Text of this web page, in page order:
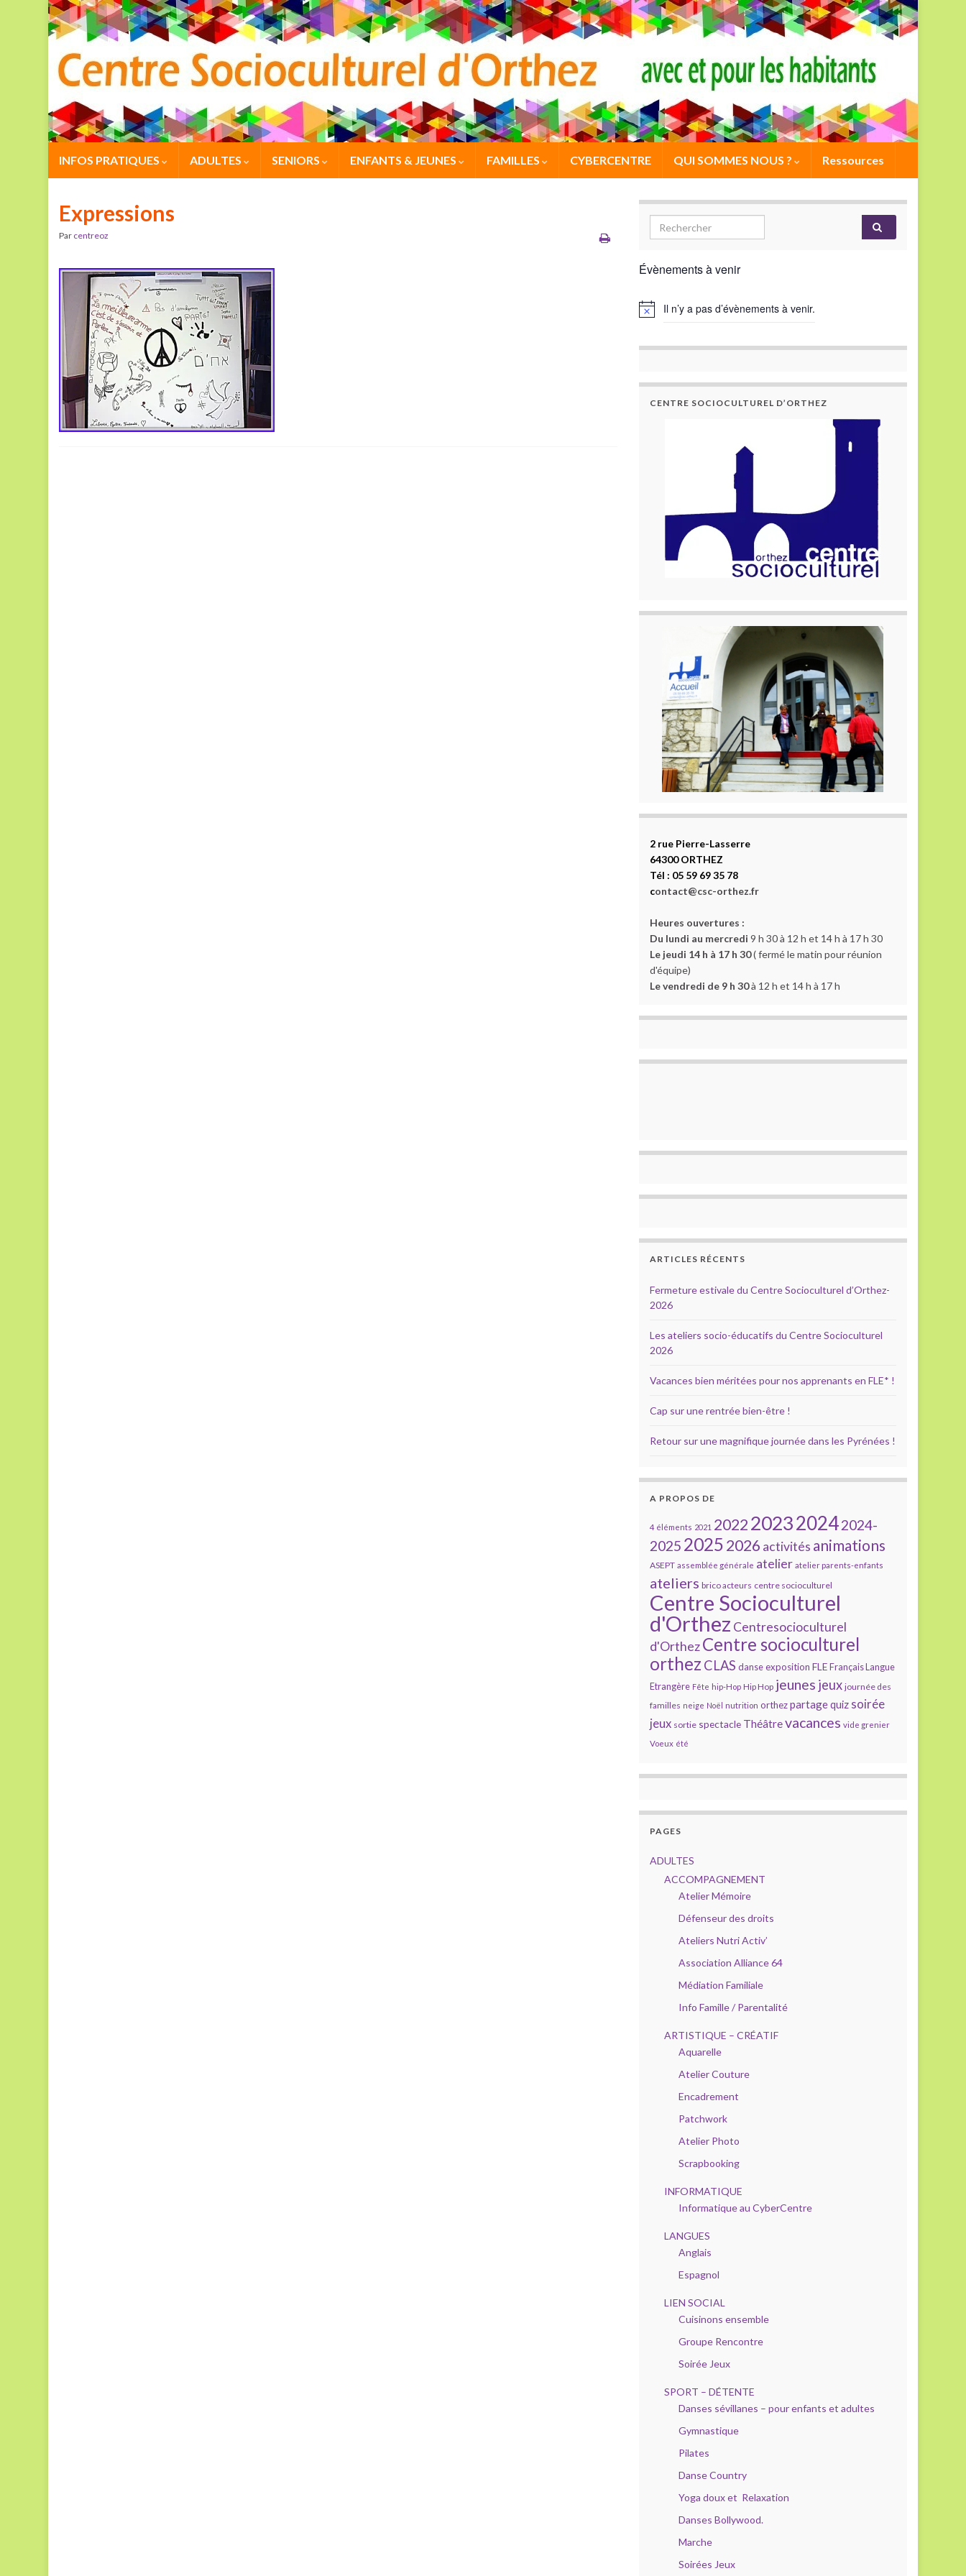
INFOS PRATIQUES ADULTES SENIORS ENFANTS & JEUNES FAMILLES CYBERCENTRE QUI SOMMES NOUS ? Ressources
Expressions
Par centreoz
Évènements à venir
Il n’y a pas d’évènements à venir.
CENTRE SOCIOCULTUREL D’ORTHEZ
2 rue Pierre-Lasserre
64300 ORTHEZ
Tél : 05 59 69 35 78
contact@csc-orthez.fr
Heures ouvertures :
Du lundi au mercredi 9 h 30 à 12 h et 14 h à 17 h 30
Le jeudi 14 h à 17 h 30( fermé le matin pour réunion
d'équipe)
Le vendredi de 9 h 30à 12 h et 14 h à 17 h
ARTICLES RÉCENTS
Fermeture estivale du Centre Socioculturel d’Orthez-
2026
Les ateliers socio-éducatifs du Centre Socioculturel
2026
Vacances bien méritées pour nos apprenants en FLE* !
Cap sur une rentrée bien-être !
Retour sur une magnifique journée dans les Pyrénées !
A PROPOS DE
4 éléments 2021 2022202320242024-
2025 20252026 activités animations
ASEPT assemblée générale atelier atelier parents-enfants
ateliers brico acteurs centre socioculturel
Centre Socioculturel
d'Orthez Centresocioculturel
d'Orthez Centre socioculturel
orthez CLAS danse exposition FLE Français Langue
Etrangère Fête hip-Hop Hip Hop jeunes jeux journée des
familles neige Noël nutrition orthez partagequiz soirée
jeux sortie spectacle Théâtrevacances vide grenier
Voeux été
PAGES
ADULTES
ACCOMPAGNEMENT
Atelier Mémoire
Défenseur des droits
Ateliers Nutri Activ’
Association Alliance 64
Médiation Familiale
Info Famille / Parentalité
ARTISTIQUE – CRÉATIF
Aquarelle
Atelier Couture
Encadrement
Patchwork
Atelier Photo
Scrapbooking
INFORMATIQUE
Informatique au CyberCentre
LANGUES
Anglais
Espagnol
LIEN SOCIAL
Cuisinons ensemble
Groupe Rencontre
Soirée Jeux
SPORT – DÉTENTE
Danses sévillanes – pour enfants et adultes
Gymnastique
Pilates
Danse Country
Yoga doux et Relaxation
Danses Bollywood.
Marche
Soirées Jeux